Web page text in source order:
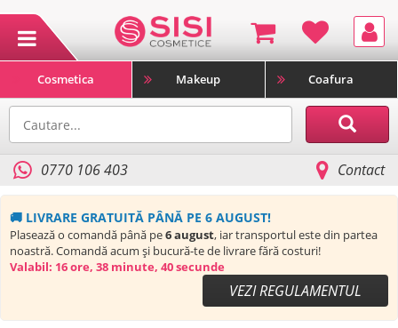
Cosmetica Makeup Coafura
0770 106 403 Contact
🚚 LIVRARE GRATUITĂ PÂNĂ PE 6 AUGUST!
Plasează o comandă până pe6 august, iar transportul este din partea
noastră. Comandă acum și bucură-te de livrare fără costuri!
Valabil: 16 ore, 38 minute, 39 secunde
VEZI REGULAMENTUL